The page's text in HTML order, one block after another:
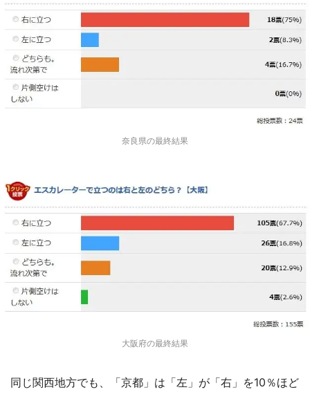
奈良県の最終結果
大阪府の最終結果
同じ関西地方でも、「京都」は「左」が「右」を10％ほど